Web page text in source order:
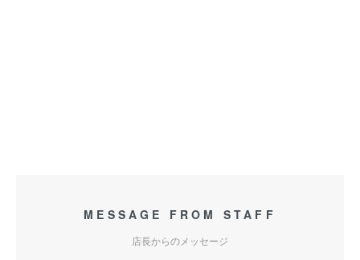
MESSAGE FROM STAFF
店長からのメッセージ